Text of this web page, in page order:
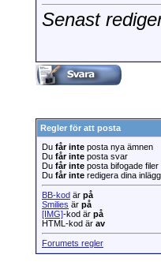
Senast
Regler för att posta
Du får inte posta nya ämnen
Du får inte posta svar
Du får inte posta bifogade filer
Du får inte redigera dina inlägg
BB-kod är på
Smilies är på
[IMG]-kod är på
HTML-kod är av
Forumets regler